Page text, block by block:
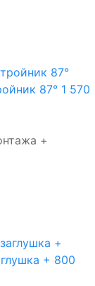
87° 1 570
+
+ 800